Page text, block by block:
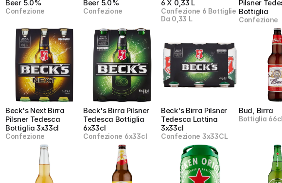
Beer 5.0%
Confezione
Beer 5.0%
Confezione
6 X 0,33 L
Confezione 6 Bottiglie
Da 0,33 L
Pilsner
Bottiglia
Confezione
Beck's Next Birra
Pilsner Tedesca
Bottiglia 3x33cl
Confezione
Beck's Birra Pilsner
Tedesca Bottiglia
6x33cl
Confezione 6x33cl
Beck's Birra Pilsner
Tedesca Lattina
3x33cl
Confezione 3x33CL
Bud, Birra
Bottiglia 66cl